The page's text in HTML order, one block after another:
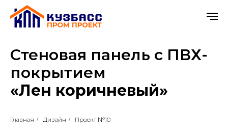
Стеновая панель с ПВХ-
покрытием
«Лен коричневый»
Главная / Дизайн / Проект №10